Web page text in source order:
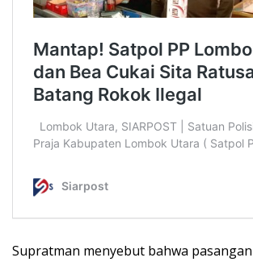
Supratman menyebut bahwa